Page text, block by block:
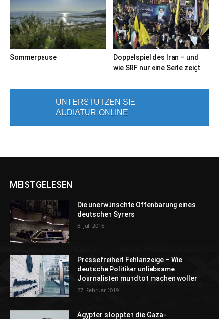
Sommerpause
Doppelspiel des Iran – und
wie SRF nur eine Seite zeigt
UNTERSTÜTZEN SIE
AUDIATUR-ONLINE
MEISTGELESEN
Die unerwünschte Offenbarung eines
deutschen Syrers
8. Juli 2016
Pressefreiheit Fehlanzeige – Wie
deutsche Politiker unliebsame
Journalisten mundtot machen wollen
27. Februar 2019
Ägypter stoppten die Gaza-